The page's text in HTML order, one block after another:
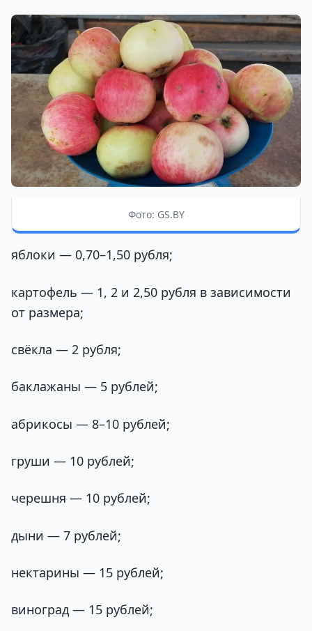
Фото: GS.BY
яблоки — 0,70–1,50 рубля;
картофель — 1, 2 и 2,50 рубля в зависимости
от размера;
свёкла — 2 рубля;
баклажаны — 5 рублей;
абрикосы — 8–10 рублей;
груши — 10 рублей;
черешня — 10 рублей;
дыни — 7 рублей;
нектарины — 15 рублей;
виноград — 15 рублей;